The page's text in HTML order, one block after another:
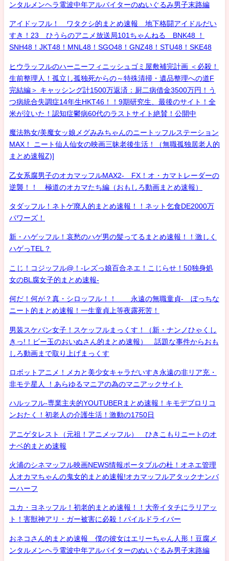
ンタルメンヘラ電波中年アルバイターのぬいぐるみ男子末路編
アイドッフル！ ワタクシ的まとめ速報 地下格闘アイドルだい
すき！23 ひうらのアニメ放送局101ちゃんねる BNK48 ！
SNH48！JKT48！MNL48！SGO48！GNZ48！STU48！SKE48
ヒウラッフルのハーニーフィニッシュゴミ屋敷補完計画 ＜必殺！
生前整理人！孤立し孤独死からの～特殊清掃・遺品整理への道F
完結編＞ キャッシング計1500万返済：厨二病借金3500万円！う
つ病統合失調症14年生HKT46！！9期研究生、最後のサイト！全
米が泣いた！認知症鬱病60代のラストサイト絶賛！公開中
魔法熟女/美魔女ッ娘メグみみちゃんのニートッフルステーション
MAX！ ニート仙人仙女の映画三昧老後生活！（無職孤独居老人的
まとめ速報Z)]
乙女系腐男子のオカマッフルMAX2- FX！オ・カマトレーダーの
逆襲！！ 極道のオカマたち編（おもしろ動画まとめ速報）
タダッフル！ネトゲ廃人的まとめ速報！！ネット乞食DE2000万
パワーズ！
新・ハゲッフル！哀愁のハゲ男の髪ってるまとめ速報！！激しく
ハゲっTEL？
こじ！コジッフル@！-レズっ娘百合ネエ！こじらせ！50独身処
女のBL腐女子的まとめ速報-
何だ！何が？真・シロッフル！！ 永遠の無職童貞- ぼっちな
ニート的まとめ速報！一生童貞上等夜露死苦！
男装スケバン女子！スケッフルまっくす！（新・ナンノひゃくし
きっ!！ビー玉のおいぬさん的まとめ速報） 話題な事件からおも
しろ動画まで取り上げまっくす
ロボットアニメ！メカと美少女キャラだいすき永遠の非リア充・
非モテ星人 ！あらゆるマニアの為のマニアックサイト
ハルッフル-専業主夫的YOUTUBERまとめ速報！キモデブロリコ
ンおたく！初老人の介護生活！激動の1750日
アニゲタレスト（元祖！アニメッフル） ひきこもりニートのオ
ナベ的まとめ速報
火浦のシネマッフル映画NEWS情報ポータブルの杜！オネエ管理
人オカマちゃんの鬼女的まとめ速報!オカマッフルアタックナンバ
ーハーフ
ユカ・ヨネッフル！初老的まとめ速報！！大帝イタチにラリアッ
ト！害獣神アリ・ガー被害に必殺！パイルドライバー
おネコさん的まとめ速報 僕の彼女はエリーちゃん人形！豆腐メ
ンタルメンヘラ電波中年アルバイターのぬいぐるみ男子末路編